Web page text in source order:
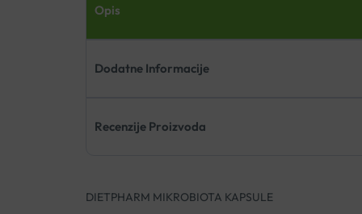
Opis
Dodatne Informacije
Recenzije Proizvoda
DIETPHARM MIKROBIOTA KAPSULE